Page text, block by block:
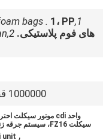
1,PP Plastic foam bags .
های فوم پلاستیکی.
1000000 قطعه/قطعه در ماه
سیکلت FZ16، سیستم جرقه زنی مغناطیسی FZ16 cdi
,
unit